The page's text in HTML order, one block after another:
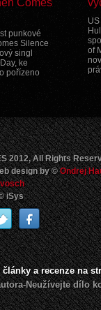
Comes
punkové
Silence
singl
ke
pořízeno
of
2012, All Rights
design by ©Ondrej
iSys
články a recenze na
Neužívejte dílo